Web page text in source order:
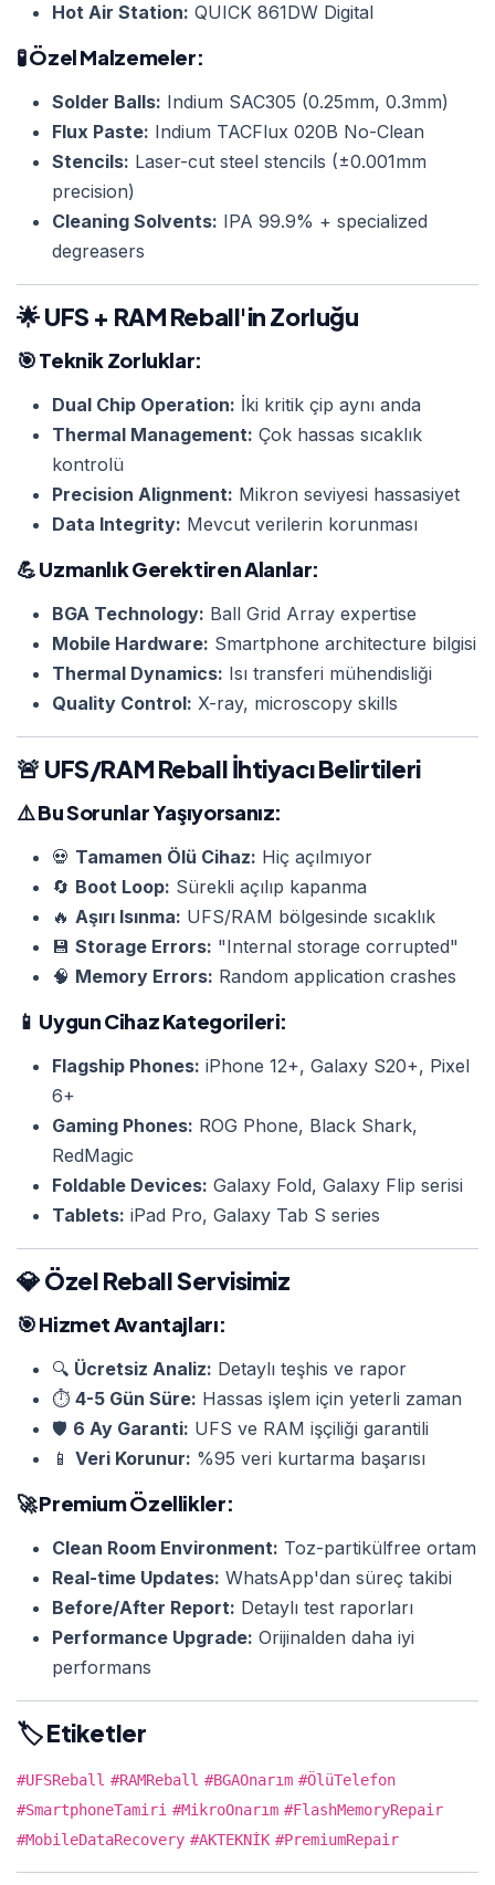
Hot Air Station: QUICK 861DW Digital
🧪Özel Malzemeler:
Solder Balls: Indium SAC305 (0.25mm, 0.3mm)
Flux Paste: Indium TACFlux 020B No-Clean
Stencils: Laser-cut steel stencils (±0.001mm
precision)
Cleaning Solvents: IPA 99.9% + specialized
degreasers
🌟 UFS + RAM Reball'in Zorluğu
🎯Teknik Zorluklar:
Dual Chip Operation: İki kritik çip aynı anda
Thermal Management: Çok hassas sıcaklık
kontrolü
Precision Alignment: Mikron seviyesi hassasiyet
Data Integrity: Mevcut verilerin korunması
💪Uzmanlık Gerektiren Alanlar:
BGA Technology: Ball Grid Array expertise
Mobile Hardware: Smartphone architecture bilgisi
Thermal Dynamics: Isı transferi mühendisliği
Quality Control: X-ray, microscopy skills
🚨 UFS/RAM Reball İhtiyacı Belirtileri
⚠️Bu Sorunlar Yaşıyorsanız:
💀 Tamamen Ölü Cihaz: Hiç açılmıyor
🔄 Boot Loop: Sürekli açılıp kapanma
🔥 Aşırı Isınma: UFS/RAM bölgesinde sıcaklık
💾 Storage Errors: "Internal storage corrupted"
🧠 Memory Errors: Random application crashes
📱 Uygun Cihaz Kategorileri:
Flagship Phones: iPhone 12+, Galaxy S20+, Pixel
6+
Gaming Phones: ROG Phone, Black Shark,
RedMagic
Foldable Devices: Galaxy Fold, Galaxy Flip serisi
Tablets: iPad Pro, Galaxy Tab S series
💎 Özel Reball Servisimiz
🎯Hizmet Avantajları:
🔍 Ücretsiz Analiz: Detaylı teşhis ve rapor
⏱️ 4-5 Gün Süre: Hassas işlem için yeterli zaman
🛡️ 6 Ay Garanti: UFS ve RAM işçiliği garantili
📱 Veri Korunur: %95 veri kurtarma başarısı
🚀Premium Özellikler:
Clean Room Environment: Toz-partikülfree ortam
Real-time Updates: WhatsApp'dan süreç takibi
Before/After Report: Detaylı test raporları
Performance Upgrade: Orijinalden daha iyi
performans
🏷️ Etiketler
#UFSReball #RAMReball #BGAOnarım #ÖlüTelefon
#SmartphoneTamiri #MikroOnarım #FlashMemoryRepair
#MobileDataRecovery #AKTEKNİK #PremiumRepair